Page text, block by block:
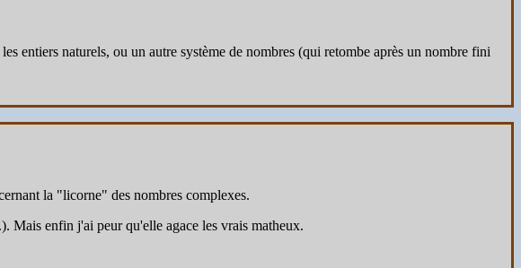
entiers naturels, ou un autre système de nombres (qui retombe après un nombre fini
la "licorne" des nombres complexes.
Mais enfin j'ai peur qu'elle agace les vrais matheux.